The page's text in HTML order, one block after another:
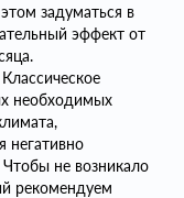
задуматься в
эффект от
необходимых
негативно
не возникало
рекомендуем